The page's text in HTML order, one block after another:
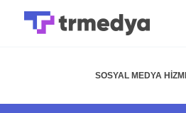
SOSYAL MEDYA